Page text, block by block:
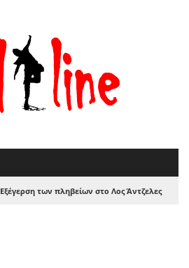
Εξέγερση των πληβείων στο Λος Άντζελες